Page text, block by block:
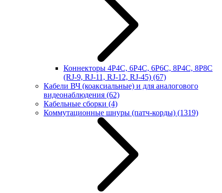
Коннекторы 4P4C, 6P4C, 6P6C, 8P4C, 8P8C
(RJ-9, RJ-11, RJ-12, RJ-45) (67)
Кабели ВЧ (коаксиальные) и для аналогового
видеонаблюдения (62)
Кабельные сборки (4)
Коммутационные шнуры (патч-корды) (1319)